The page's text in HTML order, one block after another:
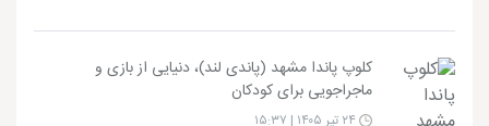
کلوپ پاندا مشهد (پاندی لند)، دنیایی از بازی و
ماجراجویی برای کودکان